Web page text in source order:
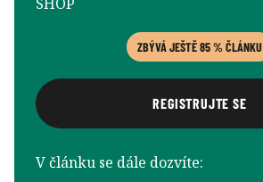
ZBÝVÁ JEŠTĚ 85 % ČLÁNKU
REGISTRUJTE SE
V článku se dále dozvíte: